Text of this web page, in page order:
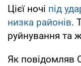
Цієї ночі під
низка районів.
руйнування та
Як повідомляв